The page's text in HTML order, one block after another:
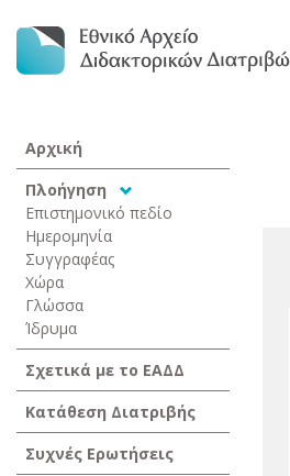
Αρχική
Πλοήγηση
Επιστημονικό πεδίο
Ημερομηνία
Συγγραφέας
Χώρα
Γλώσσα
Ίδρυμα
Σχετικά με το ΕΑΔΔ
Κατάθεση Διατριβής
Συχνές Ερωτήσεις